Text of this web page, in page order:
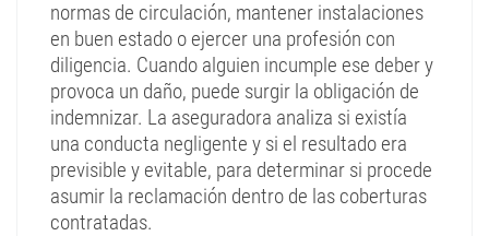
normas de circulación, mantener instalaciones
en buen estado o ejercer una profesión con
diligencia. Cuando alguien incumple ese deber y
provoca un daño, puede surgir la obligación de
indemnizar. La aseguradora analiza si existía
una conducta negligente y si el resultado era
previsible y evitable, para determinar si procede
asumir la reclamación dentro de las coberturas
contratadas.